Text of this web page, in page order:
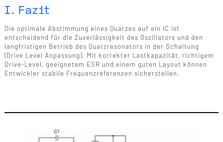
I. Fazit
Die optimale Abstimmung eines Quarzes auf ein IC ist
entscheidend für die Zuverlässigkeit des Oszillators und den
langfristigen Betrieb des Quarzresonators in der Schaltung
(Drive Level Anpassung). Mit korrekter Lastkapazität, richtigem
Drive-Level, geeignetem ESR und einem guten Layout können
Entwickler stabile Frequenzreferenzen sicherstellen.